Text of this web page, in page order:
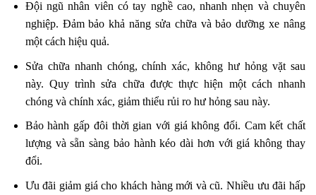
Đội ngũ nhân viên có tay nghề cao, nhanh nhẹn và chuyên
nghiệp. Đảm bảo khả năng sửa chữa và bảo dưỡng xe nâng
một cách hiệu quả.
Sửa chữa nhanh chóng, chính xác, không hư hỏng vặt sau
này. Quy trình sửa chữa được thực hiện một cách nhanh
chóng và chính xác, giảm thiểu rủi ro hư hỏng sau này.
Bảo hành gấp đôi thời gian với giá không đổi. Cam kết chất
lượng và sẵn sàng bảo hành kéo dài hơn với giá không thay
đổi.
Ưu đãi giảm giá cho khách hàng mới và cũ. Nhiều ưu đãi hấp